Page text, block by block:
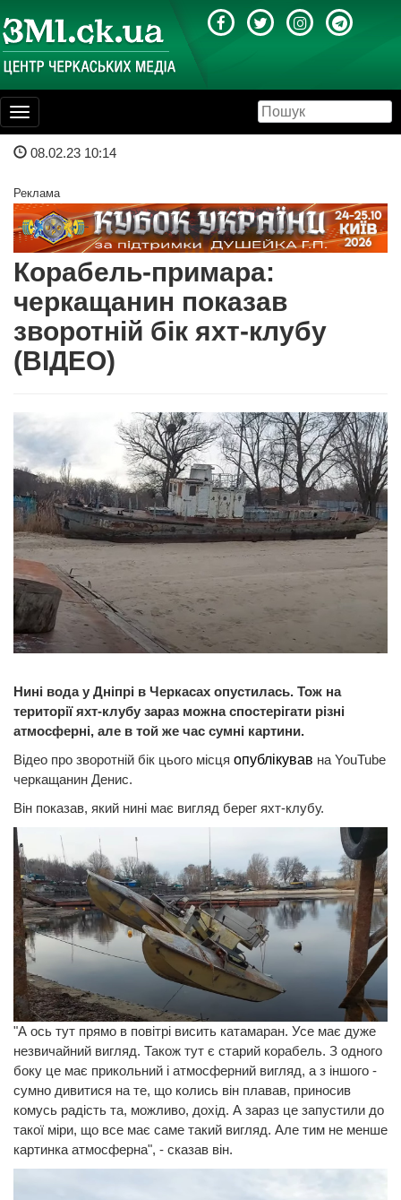
Toggle
navigation
08.02.23 10:14
Реклама
Корабель-примара:
черкащанин показав
зворотній бік яхт-клубу
(ВІДЕО)
Нині вода у Дніпрі в Черкасах опустилась. Тож на
території яхт-клубу зараз можна спостерігати різні
атмосферні, але в той же час сумні картини.
Відео про зворотній бік цього місця опублікував на YouTube
черкащанин Денис.
Він показав, який нині має вигляд берег яхт-клубу.
"А ось тут прямо в повітрі висить катамаран. Усе має дуже
незвичайний вигляд. Також тут є старий корабель. З одного
боку це має прикольний і атмосферний вигляд, а з іншого -
сумно дивитися на те, що колись він плавав, приносив
комусь радість та, можливо, дохід. А зараз це запустили до
такої міри, що все має саме такий вигляд. Але тим не менше
картинка атмосферна", - сказав він.